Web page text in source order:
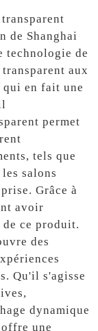
de Shanghai
technologie de
aux
en fait une
permet
tels que
salons
Grâce à
avoir
ce produit.
des
Qu'il s'agisse
dynamique
une